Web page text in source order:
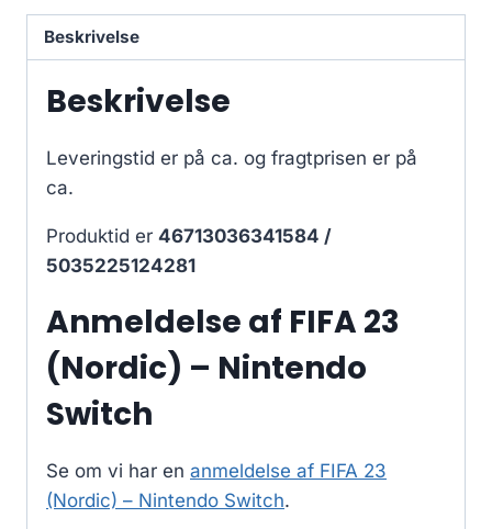
Beskrivelse
Beskrivelse
Leveringstid er på ca. og fragtprisen er på
ca.
Produktid er 46713036341584 /
5035225124281
Anmeldelse af FIFA 23
(Nordic) – Nintendo
Switch
Se om vi har en anmeldelse af FIFA 23
(Nordic) – Nintendo Switch.